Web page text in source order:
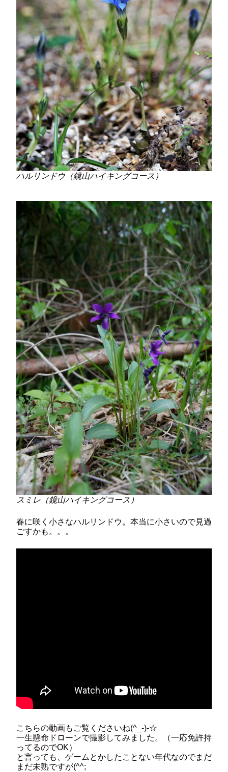
ハルリンドウ（鏡山ハイキングコース）
スミレ（鏡山ハイキングコース）
春に咲く小さなハルリンドウ。本当に小さいので見過
ごすかも。。。
こちらの動画もご覧くださいね(^_-)-☆
一生懸命ドローンで撮影してみました。（一応免許持
ってるのでOK）
と言っても、ゲームとかしたことない年代なのでまだ
まだ未熟ですが(^^;